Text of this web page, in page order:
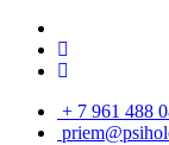
+ 7 961 488